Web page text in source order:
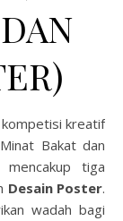
kompetisi kreatif
Bakat dan
tiga
Desain Poster.
wadah bagi